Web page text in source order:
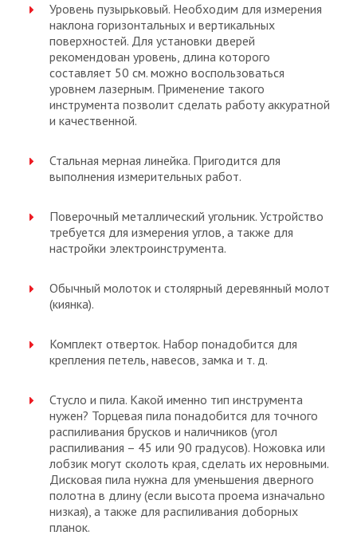
Уровень пузырьковый. Необходим для измерения
наклона горизонтальных и вертикальных
поверхностей. Для установки дверей
рекомендован уровень, длина которого
составляет 50 см. можно воспользоваться
уровнем лазерным. Применение такого
инструмента позволит сделать работу аккуратной
и качественной.
Стальная мерная линейка. Пригодится для
выполнения измерительных работ.
Поверочный металлический угольник. Устройство
требуется для измерения углов, а также для
настройки электроинструмента.
Обычный молоток и столярный деревянный молот
(киянка).
Комплект отверток. Набор понадобится для
крепления петель, навесов, замка и т. д.
Стусло и пила. Какой именно тип инструмента
нужен? Торцевая пила понадобится для точного
распиливания брусков и наличников (угол
распиливания – 45 или 90 градусов). Ножовка или
лобзик могут сколоть края, сделать их неровными.
Дисковая пила нужна для уменьшения дверного
полотна в длину (если высота проема изначально
низкая), а также для распиливания доборных
планок.